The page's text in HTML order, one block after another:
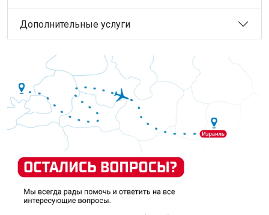
Дополнительные услуги